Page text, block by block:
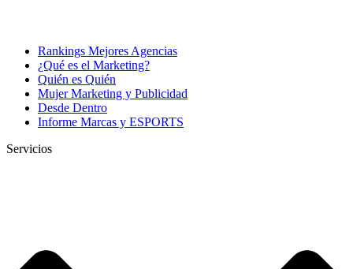
Rankings Mejores Agencias
¿Qué es el Marketing?
Quién es Quién
Mujer Marketing y Publicidad
Desde Dentro
Informe Marcas y ESPORTS
Servicios